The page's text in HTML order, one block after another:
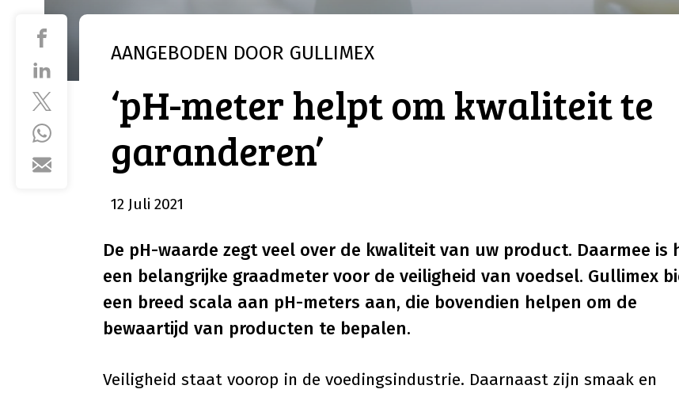
AANGEBODEN DOOR GULLIMEX
‘pH-meter helpt om kwaliteit te
garanderen’
12 Juli 2021
De pH-waarde zegt veel over de kwaliteit van uw product. Daarmee is
een belangrijke graadmeter voor de veiligheid van voedsel. Gullimex
een breed scala aan pH-meters aan, die bovendien helpen om de
bewaartijd van producten te bepalen.
Veiligheid staat voorop in de voedingsindustrie. Daarnaast zijn smaak en